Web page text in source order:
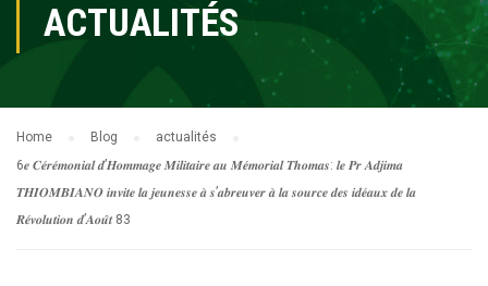
ACTUALITÉS
Home Blog
actualités
6𝒆 𝑪𝒆́𝒓𝒆́𝒎𝒐𝒏𝒊𝒂𝒍 𝒅’𝑯𝒐𝒎𝒎𝒂𝒈𝒆 𝑴𝒊𝒍𝒊𝒕𝒂𝒊𝒓𝒆 𝒂𝒖 𝑴𝒆́𝒎𝒐𝒓𝒊𝒂𝒍 𝑻𝒉𝒐𝒎𝒂𝒔: 𝒍𝒆 𝑷𝒓 𝑨𝒅𝒋𝒊𝒎𝒂
𝑻𝑯𝑰𝑶𝑴𝑩𝑰𝑨𝑵𝑶 𝒊𝒏𝒗𝒊𝒕𝒆 𝒍𝒂 𝒋𝒆𝒖𝒏𝒆𝒔𝒔𝒆 𝒂̀ 𝒔’𝒂𝒃𝒓𝒆𝒖𝒗𝒆𝒓 𝒂̀ 𝒍𝒂 𝒔𝒐𝒖𝒓𝒄𝒆 𝒅𝒆𝒔 𝒊𝒅𝒆́𝒂𝒖𝒙 𝒅𝒆 𝒍𝒂
𝑹𝒆́𝒗𝒐𝒍𝒖𝒕𝒊𝒐𝒏 𝒅’𝑨𝒐𝒖̂𝒕 83